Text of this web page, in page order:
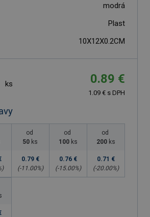
modrá
Plast
10X12X0.2CM
ks 0.89 €
1.09 € s DPH
od
50 ks
0.79 €
(-11.00%)
od
100 ks
0.76 €
(-15.00%)
od
200 ks
0.71 €
(-20.00%)